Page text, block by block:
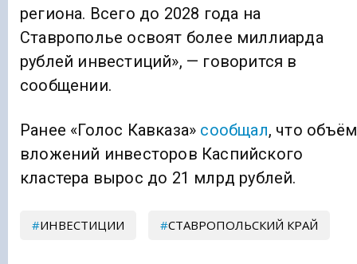
региона. Всего до 2028 года на
Ставрополье освоят более миллиарда
рублей инвестиций», — говорится в
сообщении.
Ранее «Голос Кавказа» сообщал, что объём
вложений инвесторов Каспийского
кластера вырос до 21 млрд рублей.
ИНВЕСТИЦИИ СТАВРОПОЛЬСКИЙ КРАЙ